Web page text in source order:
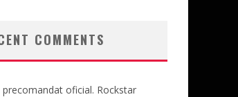
COMMENTS
precomandat oficial. Rockstar